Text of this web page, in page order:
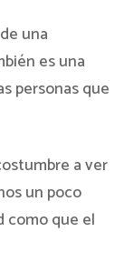
una
es una
personas que
a ver
un poco
como que el